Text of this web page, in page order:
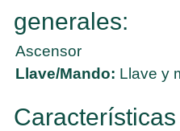
generales:
Ascensor
Llave/Mando: Llave y